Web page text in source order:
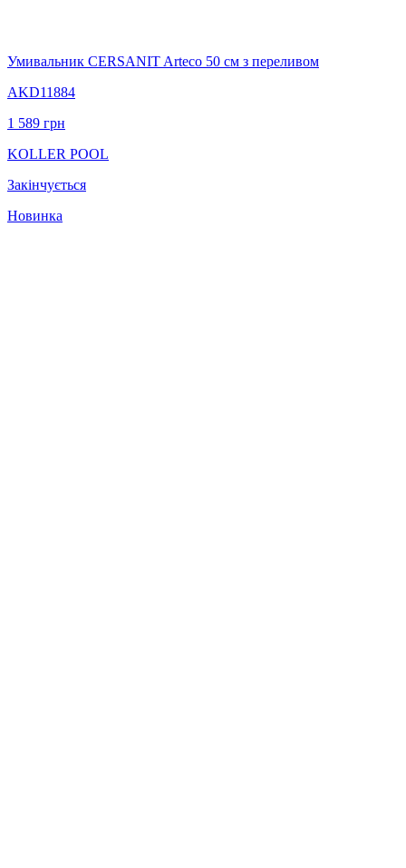
Умивальник CERSANIT Arteco 50 см з переливом
AKD11884
1 589 грн
KOLLER POOL
Закінчується
Новинка